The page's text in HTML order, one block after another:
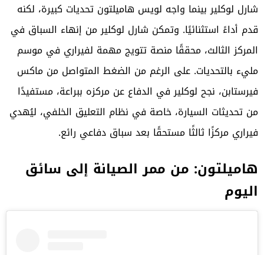
شارل لوكلير بينما واجه لويس هاميلتون تحديات كبيرة، لكنه
قدم أداءً استثنائيًا. وتمكن شارل لوكلير من إنهاء السباق في
المركز الثالث، محققًا منصة تتويج مهمة لفيراري في موسم
مليء بالتحديات. على الرغم من الضغط المتواصل من ماكس
فيرستابن، نجح لوكلير في الدفاع عن مركزه ببراعة، مستفيدًا
من تحديثات السيارة، خاصة في نظام التعليق الخلفي، ليُهدي
فيراري مركزًا ثالثًا مستحقًا بعد سباق دفاعي رائع.
هاميلتون: من ممر الصيانة إلى سائق
اليوم